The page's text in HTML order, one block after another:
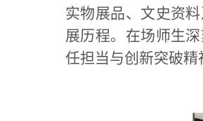
实物展品、文史资
展历程。在场师生
任担当与创新突破精